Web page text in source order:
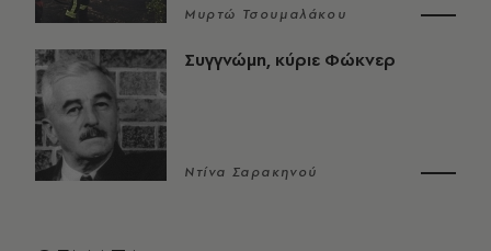
Μυρτώ Τσουμαλάκου
Συγγνώμη, κύριε Φώκνερ
Ντίνα Σαρακηνού